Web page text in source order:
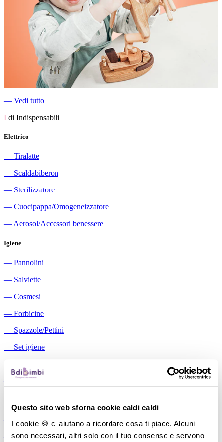
Questo sito web sforna cookie caldi caldi
I cookie 🍪 ci aiutano a ricordare cosa ti piace. Alcuni
sono necessari, altri solo con il tuo consenso e servono
― Vedi tutto
I di Indispensabili
Elettrico
― Tiralatte
― Scaldabiberon
― Sterilizzatore
― Cuocipappa/Omogeneizzatore
― Aerosol/Accessori benessere
Igiene
― Pannolini
― Salviette
― Cosmesi
― Forbicine
― Spazzole/Pettini
― Set igiene
Aspiratori nasali manuali
―
Cuscini allattamento
―Biberon